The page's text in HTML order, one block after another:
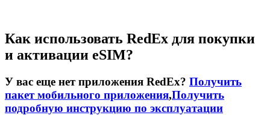
Как использовать RedEx для покупки
и активации eSIM?
У вас еще нет приложения RedEx? Получить
пакет мобильного приложения,Получить
подробную инструкцию по эксплуатации